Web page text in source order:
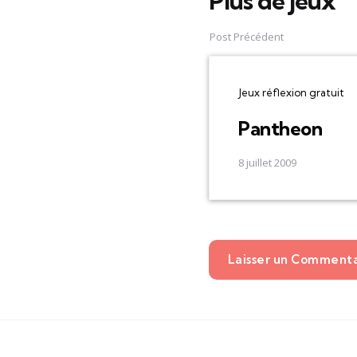
Post
navigation
Post Précédent
Jeux réflexion gratuit
Pantheon
8 juillet 2009
Laisser un